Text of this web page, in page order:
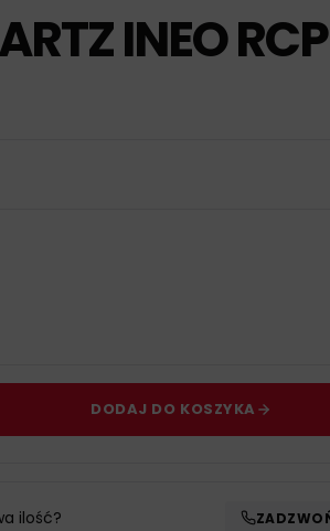
INEO
DODAJ DO KOSZYKA
ilość?